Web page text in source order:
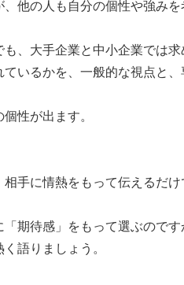
他の人も自分の個性や強み
も、大手企業と中小企業では
ているかを、一般的な視点と
性が出ます。
手に情熱をもって伝えるだけ
期待感」をもって選ぶので
語りましょう。